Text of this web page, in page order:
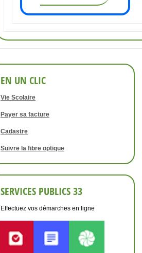
EN UN CLIC
Vie Scolaire
Payer sa facture
Cadastre
Suivre la fibre optique
SERVICES PUBLICS 33
Effectuez vos démarches en ligne